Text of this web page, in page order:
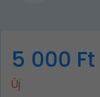
5 000 Ft
Új